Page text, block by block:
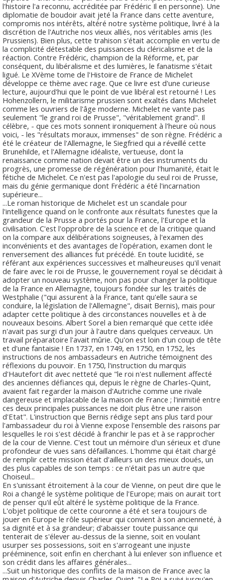
l'histoire l'a reconnu, accréditée par Frédéric Il en personne). Une
diplomatie de boudoir avait jeté la France dans cette aventure,
compromis nos intérêts, altéré notre système politique, livré à la
discrétion de l'Autriche nos vieux alliés, nos véritables amis (les
Prussiens). Bien plus, cette trahison s'était accomplie en vertu de
la complicité détestable des puissances du cléricalisme et de la
réaction. Contre Frédéric, champion de la Réforme, et, par
conséquent, du libéralisme et des lumières, le fanatisme s'était
ligué. Le XVème tome de l'Histoire de France de Michelet
développe ce thème avec rage. Que ce livre est d'une curieuse
lecture, aujourd'hui que le point de vue libéral est retourné ! Les
Hohenzollern, le militarisme prussien sont exaltés dans Michelet
comme les ouvriers de l'âge moderne. Michelet ne vante pas
seulement "le grand roi de Prusse", "véritablement grand". Il
célèbre, - que ces mots sonnent ironiquement à l'heure où nous
voici, - les "résultats moraux, immenses" de son règne. Frédéric a
été le créateur de l'Allemagne, le Siegfried qui a réveillé cette
Brunehilde, et l'Allemagne idéaliste, vertueuse, dont la
renaissance comme nation devait être un des instruments du
progrès, une promesse de régénération pour l'humanité, était le
fétiche de Michelet. Ce n'est pas l'apologie du seul roi de Prusse,
mais du génie germanique dont Frédéric a été l'incarnation
supérieure...
...Le roman historique de Michelet est un scandale pour
l'intelligence quand on le confronte aux résultats funestes que la
grandeur de la Prusse a portés pour la France, l'Europe et la
civilisation. C'est l'opprobre de la science et de la critique quand
on la compare aux délibérations soigneuses, à l'examen des
inconvénients et des avantages de l'opération, examen dont le
renversement des alliances fut précédé. En toute lucidité, se
référant aux expériences successives et malheureuses qu'il venait
de faire avec le roi de Prusse, le gouvernement royal se décidait à
adopter un nouveau système, non pas pour changer la politique
de la France en Allemagne, toujours fondée sur les traités de
Westphalie ("qui assurent à la France, tant qu'elle saura se
conduire, la législation de l'Allemagne", disait Bernis), mais pour
adapter cette politique à des circonstances nouvelles et à de
nouveaux besoins. Albert Sorel a bien remarqué que cette idée
n'avait pas surgi d'un jour à l'autre dans quelques cerveaux. Un
travail préparatoire l'avait mûrie. Qu'on est loin d'un coup de tête
et d'une fantaisie ! En 1737, en 1749, en 1750, en 1752, les
instructions de nos ambassadeurs en Autriche témoignent des
réflexions du pouvoir. En 1750, l'instruction du marquis
d'Hautefort dit avec netteté que "le roi n'est nullement affecté
des anciennes défiances qui, depuis le règne de Charles-Quint,
avaient fait regarder la maison d'Autriche comme une rivale
dangereuse et implacable de la maison de France ; l'inimitié entre
ces deux principales puissances ne doit plus être une raison
d'Etat". L'instruction que Bernis rédige sept ans plus tard pour
l'ambassadeur du roi à Vienne expose l'ensemble des raisons par
lesquelles le roi s'est décidé à franchir le pas et à se rapprocher
de la cour de Vienne. C'est tout un mémoire d'un sérieux et d'une
profondeur de vues sans défaillances. L'homme qui était chargé
de remplir cette mission était d'ailleurs un des mieux doués, un
des plus capables de son temps : ce n'était pas un autre que
Choiseul...
En s'unissant étroitement à la cour de Vienne, on peut dire que le
Roi a changé le système politique de l'Europe; mais on aurait tort
de penser qu'il eût altéré le système politique de la France.
L'objet politique de cette couronne a été et sera toujours de
jouer en Europe le rôle supérieur qui convient à son ancienneté, à
sa dignité et à sa grandeur; d'abaisser toute puissance qui
tenterait de s'élever au-dessus de la sienne, soit en voulant
usurper ses possessions, soit en s'arrogeant une injuste
prééminence, soit enfin en cherchant à lui enlever son influence et
son crédit dans les affaires générales...
...Suit un historique des conflits de la maison de France avec la